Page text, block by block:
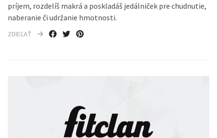
príjem, rozdelíš makrá a poskladáš jedálniček pre chudnutie,
naberanie či udržanie hmotnosti.
ZDIEĽAŤ